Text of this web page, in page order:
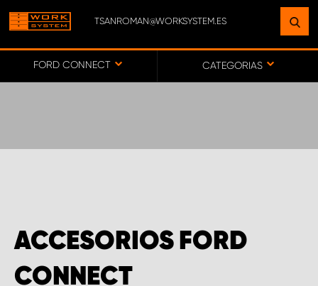
TSANROMAN@WORKSYSTEM.ES
FORD CONNECT CATEGORIAS
ACCESORIOS FORD
CONNECT
ENCUENTRE UNA INSTALACIÓN
CERCA DE USTED